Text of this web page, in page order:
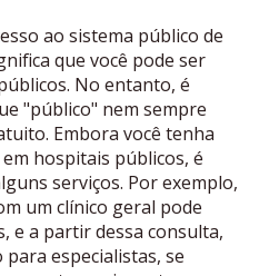
ao sistema público de
que você pode ser
No entanto, é
"público" nem sempre
Embora você tenha
hospitais públicos, é
serviços. Por exemplo,
um clínico geral pode
e a partir dessa consulta,
especialistas, se